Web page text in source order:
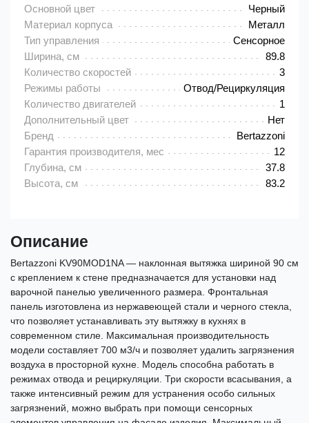
Основной цвет
Черный
Материал корпуса
Металл
Тип управления
Сенсорное
Ширина, см
89.8
Количество скоростей
3
Режимы работы
Отвод/Рециркуляция
Количество двигателей
1
Дополнительный цвет
Нет
Бренд
Bertazzoni
Гарантия производителя, мес
12
Глубина, см
37.8
Высота, см
83.2
Описание
Bertazzoni KV90MOD1NA — наклонная вытяжка шириной 90 см
с креплением к стене предназначается для установки над
варочной панелью увеличенного размера. Фронтальная
панель изготовлена из нержавеющей стали и черного стекла,
что позволяет устанавливать эту вытяжку в кухнях в
современном стиле. Максимальная производительность
модели составляет 700 м3/ч и позволяет удалить загрязнения
воздуха в просторной кухне. Модель способна работать в
режимах отвода и рециркуляции. Три скорости всасывания, а
также интенсивный режим для устранения особо сильных
загрязнений, можно выбрать при помощи сенсорных